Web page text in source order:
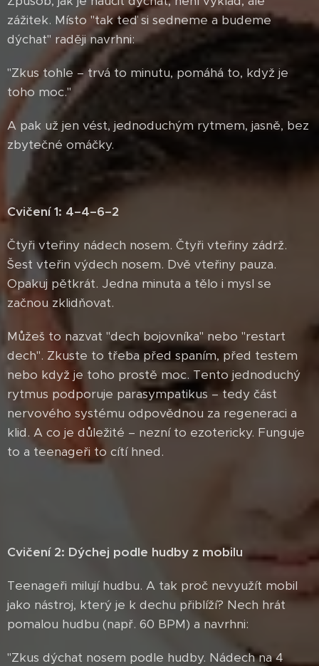
zážitek. Místo "tak teď si sedneme a budeme
dýchat" raději navrhni:
"Zkus tohle – trvá to minutu, pomáhá to, když je
toho moc."
A pak už jen vést, jednoduchým rytmem, jasně, bez
zbytečné omáčky.
Cvičení 1: 4–4–6–2
Čtyři vteřiny nádech nosem. Čtyři vteřiny zádrž.
Šest vteřin výdech nosem. Dvě vteřiny pauza.
Opakuj pětkrát. Jedna minuta a tělo i mysl se
začnou zklidňovat.
Můžeš to nazvat "dech bojovníka" nebo "restart
dech". Zkuste to třeba před spaním, před testem
nebo když je toho prostě moc. Tento jednoduchý
rytmus podporuje parasympatikus – tedy část
nervového systému odpovědnou za regeneraci a
klid. A co je důležité – nezní to ezotericky. Funguje
to a teenageři to cítí hned.
Cvičení 2: Dýchej podle hudby z mobilu
Teenageři milují hudbu. A tak proč nevyužít mobil
jako nástroj, který je k dechu přiblíží? Nech hrát
pomalou hudbu (např. 60 BPM) a navrhni:
"Zkus dýchat nosem podle hudby. Nádech na 4